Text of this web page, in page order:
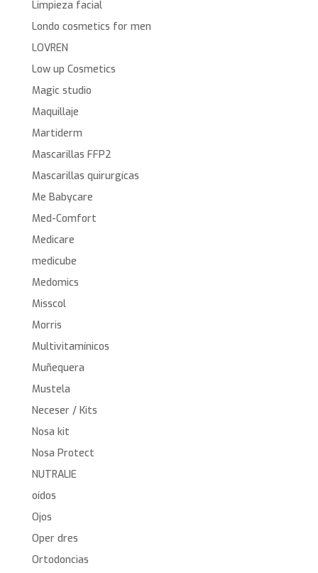
Limpieza facial
Londo cosmetics for men
LOVREN
Low up Cosmetics
Magic studio
Maquillaje
Martiderm
Mascarillas FFP2
Mascarillas quirurgícas
Me Babycare
Med-Comfort
Medicare
medicube
Medomics
Misscol
Morris
Multivitamínicos
Muñequera
Mustela
Neceser / Kits
Nosa kit
Nosa Protect
NUTRALIE
oídos
Ojos
Oper dres
Ortodoncias